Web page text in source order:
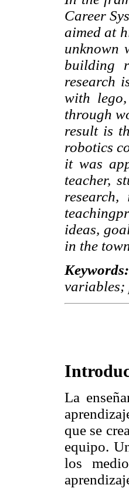
Career
aimed at
unknown
building
research
with
through
result is
robotics
it was
teacher,
ideas,
in the
Keywords:
variables;
La
que se
equipo.
los